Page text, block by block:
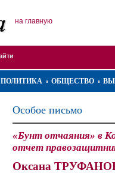
на главную
ПОЛИТИКА ОБЩЕСТВО
Особое письмо
«Бунт отчаяния» в
отчет
Оксана